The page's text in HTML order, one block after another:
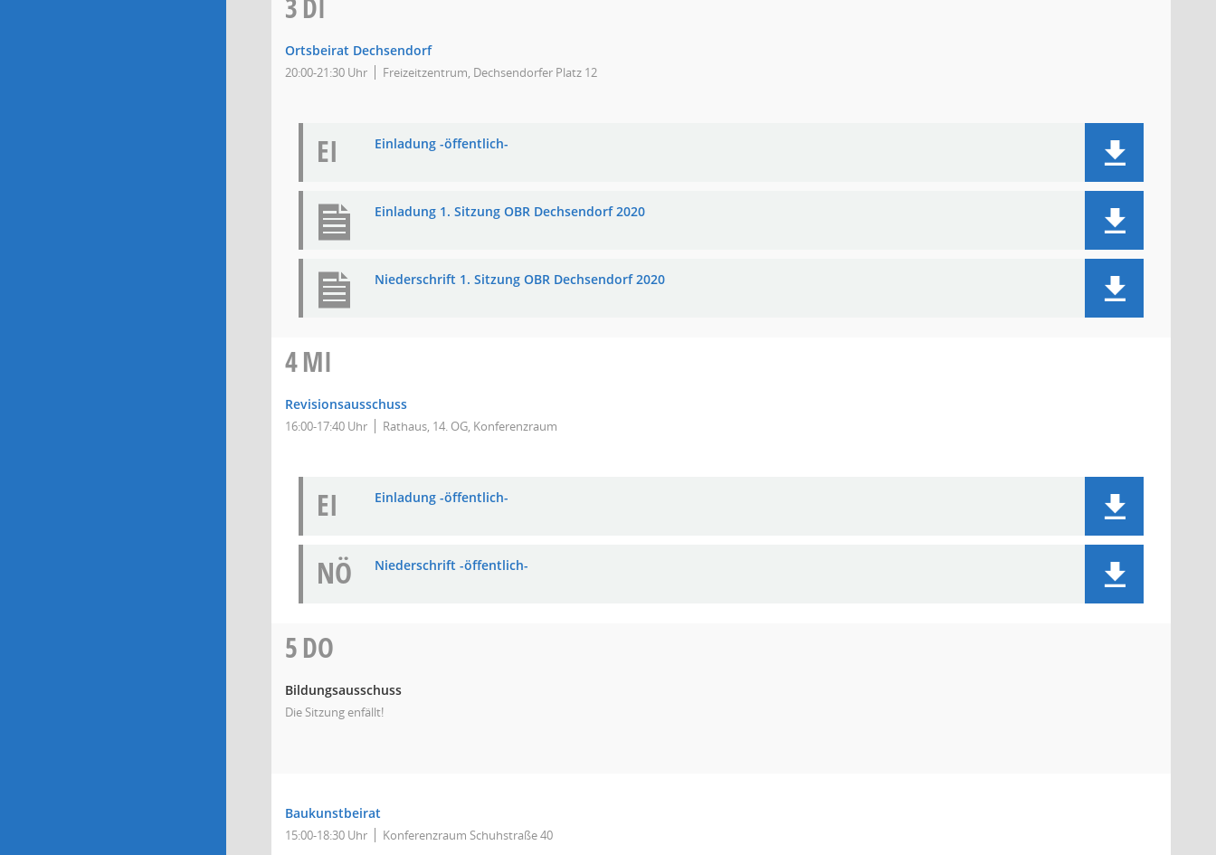
3DI
Ortsbeirat Dechsendorf
20:00-21:30 Uhr Freizeitzentrum, Dechsendorfer Platz 12
EI Einladung -öffentlich-
Einladung 1. Sitzung OBR Dechsendorf 2020
Niederschrift 1. Sitzung OBR Dechsendorf 2020
4MI
Revisionsausschuss
16:00-17:40 Uhr Rathaus, 14. OG, Konferenzraum
EI Einladung -öffentlich-
NÖ Niederschrift -öffentlich-
5DO
Bildungsausschuss
Die Sitzung enfällt!
Baukunstbeirat
15:00-18:30 Uhr Konferenzraum Schuhstraße 40